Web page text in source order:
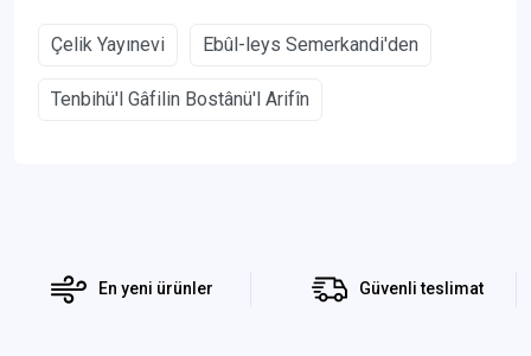
Çelik Yayınevi Ebûl-leys Semerkandi'den
Tenbihü'l Gâfilin Bostânü'l Arifîn
En yeni ürünler Güvenli teslimat